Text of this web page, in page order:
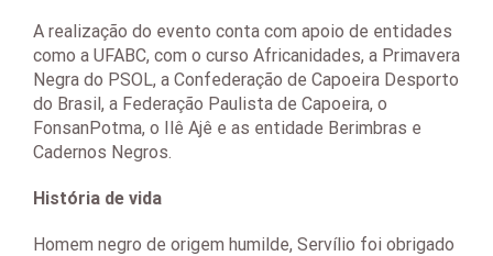
A realização do evento conta com apoio de entidades
como a UFABC, com o curso Africanidades, a Primavera
Negra do PSOL, a Confederação de Capoeira Desporto
do Brasil, a Federação Paulista de Capoeira, o
FonsanPotma, o Ilê Ajê e as entidade Berimbras e
Cadernos Negros.
História de vida
Homem negro de origem humilde, Servílio foi obrigado